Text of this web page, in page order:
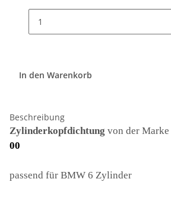
In den Warenkorb
Beschreibung
Zylinderkopfdichtung von der Marke
00
passend für BMW 6 Zylinder